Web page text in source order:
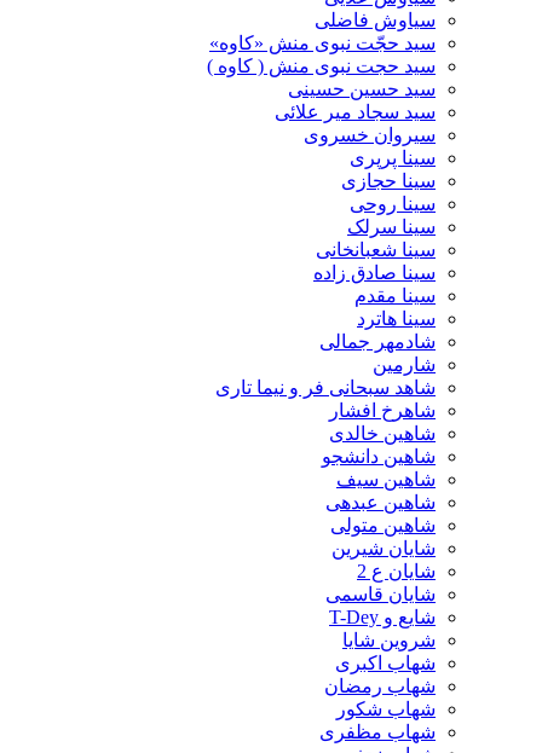
سیاوش فاضلی
سید حجّت نبوی منش «کاوه»
سید حجت نبوی منش ( کاوه )
سید حسین حسینى
سید سجاد میر علائی
سیروان خسروی
سینا پرپری
سینا حجازی
سینا روحی
سینا سرلک
سینا شعبانخانی
سینا صادق زاده
سینا مقدم
سینا هاترد
شادمهر جمالی
شارمین
شاهد سبحانی فر و نیما تاری
شاهرخ افشار
شاهین خالدی
شاهین دانشجو
شاهین سیف
شاهین عبدهی
شاهین متولی
شایان شیرین
شایان ع 2
شایان قاسمی
شایع و T-Dey
شروین شایا
شهاب اکبری
شهاب رمضان
شهاب شکور
شهاب مظفری